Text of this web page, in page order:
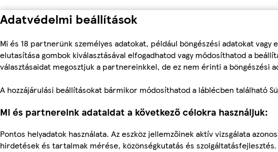
Adatvédelmi beállítások
Mi és 18 partnerünk személyes adatokat, például böngészési adatokat
elutasítása gombok kiválasztásával elfogadhatod vagy módosíthatod a
választásaidat megosztjuk a partnereinkkel, de ez nem érinti a böngészési
A hozzájárulási beállításokat bármikor módosíthatod a láblécben található
Mi és partnereink adataidat a következő célokra használjuk:
Pontos helyadatok használata. Az eszköz jellemzőinek aktív vizsgálata
hirdetések és tartalmak mérése, közönségkutatás és szolgáltatásfejlesztés.